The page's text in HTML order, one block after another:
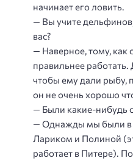
начинает его ловить.
— Вы учите
вас?
— Наверное, тому, как
правильнее
чтобы ему дали рыбу,
он не очень хорошо
— Были какие-нибудь
— Однажды мы были в
Лариком и Полиной
работает в Питере).